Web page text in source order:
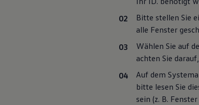
Bitte stellen Sie
alle Fenster
Wählen Sie auf
achten Sie
Auf dem
bitte lesen Sie
sein (z. B.